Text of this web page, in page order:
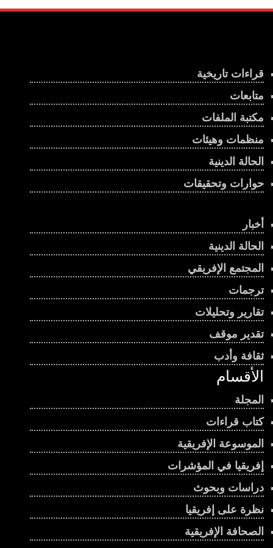
قراءات تاريخية
متابعات
مكتبة الملفات
منظمات وهيئات
الحالة الدينية
حوارات وتحقيقات
أخبار
الحالة الدينية
المجتمع الإفريقي
ترجمات
تقارير وتحليلات
تقدير موقف
ثقافة وأدب
الأقسام
المجلة
كتاب قراءات
الموسوعة الإفريقية
إفريقيا في المؤشرات
دراسات وبحوث
نظرة على إفريقيا
الصحافة الإفريقية